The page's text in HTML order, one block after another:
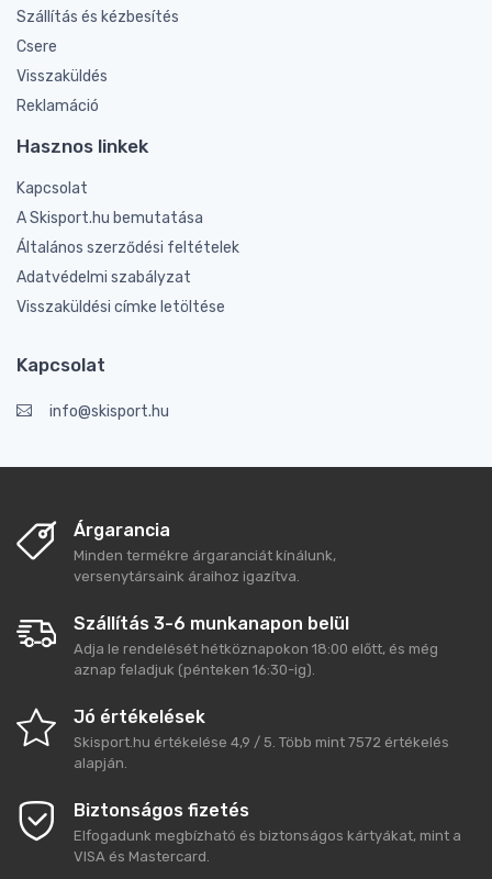
Szállítás és kézbesítés
Csere
Visszaküldés
Reklamáció
Hasznos linkek
Kapcsolat
A Skisport.hu bemutatása
Általános szerződési feltételek
Adatvédelmi szabályzat
Visszaküldési címke letöltése
Kapcsolat
info@skisport.hu
Árgarancia
Minden termékre árgaranciát kínálunk,
versenytársaink áraihoz igazítva.
Szállítás 3-6 munkanapon belül
Adja le rendelését hétköznapokon 18:00 előtt, és még
aznap feladjuk (pénteken 16:30-ig).
Jó értékelések
Skisport.hu értékelése 4,9 / 5. Több mint 7572 értékelés
alapján.
Biztonságos fizetés
Elfogadunk megbízható és biztonságos kártyákat, mint a
VISA és Mastercard.